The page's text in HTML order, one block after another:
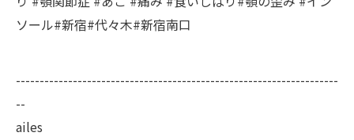
ソール#新宿#代々木#新宿南口
--------------------------------------------------------------------
--
ailes